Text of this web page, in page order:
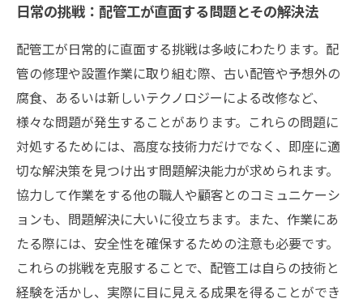
日常の挑戦：配管工が直面する問題とその解決法
配管工が日常的に直面する挑戦は多岐にわたります。配
管の修理や設置作業に取り組む際、古い配管や予想外の
腐食、あるいは新しいテクノロジーによる改修など、
様々な問題が発生することがあります。これらの問題に
対処するためには、高度な技術力だけでなく、即座に適
切な解決策を見つけ出す問題解決能力が求められます。
協力して作業をする他の職人や顧客とのコミュニケーシ
ョンも、問題解決に大いに役立ちます。また、作業にあ
たる際には、安全性を確保するための注意も必要です。
これらの挑戦を克服することで、配管工は自らの技術と
経験を活かし、実際に目に見える成果を得ることができ